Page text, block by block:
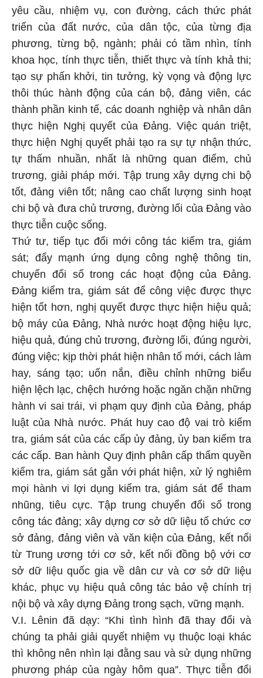
yêu cầu, nhiệm vụ, con đường, cách thức phát
triển của đất nước, của dân tộc, của từng địa
phương, từng bộ, ngành; phải có tầm nhìn, tính
khoa học, tính thực tiễn, thiết thực và tính khả thi;
tạo sự phấn khởi, tin tưởng, kỳ vọng và động lực
thôi thúc hành động của cán bộ, đảng viên, các
thành phần kinh tế, các doanh nghiệp và nhân dân
thực hiện Nghị quyết của Đảng. Việc quán triệt,
thực hiện Nghị quyết phải tạo ra sự tự nhận thức,
tự thấm nhuần, nhất là những quan điểm, chủ
trương, giải pháp mới. Tập trung xây dựng chi bộ
tốt, đảng viên tốt; nâng cao chất lượng sinh hoạt
chi bộ và đưa chủ trương, đường lối của Đảng vào
thực tiễn cuộc sống.
Thứ tư, tiếp tục đổi mới công tác kiểm tra, giám
sát; đẩy mạnh ứng dụng công nghệ thông tin,
chuyển đổi số trong các hoạt động của Đảng.
Đảng kiểm tra, giám sát để công việc được thực
hiện tốt hơn, nghị quyết được thực hiện hiệu quả;
bộ máy của Đảng, Nhà nước hoạt động hiệu lực,
hiệu quả, đúng chủ trương, đường lối, đúng người,
đúng việc; kịp thời phát hiện nhân tố mới, cách làm
hay, sáng tạo; uốn nắn, điều chỉnh những biểu
hiện lệch lạc, chệch hướng hoặc ngăn chặn những
hành vi sai trái, vi phạm quy định của Đảng, pháp
luật của Nhà nước. Phát huy cao độ vai trò kiểm
tra, giám sát của các cấp ủy đảng, ủy ban kiểm tra
các cấp. Ban hành Quy định phân cấp thẩm quyền
kiểm tra, giám sát gắn với phát hiện, xử lý nghiêm
mọi hành vi lợi dụng kiểm tra, giám sát để tham
nhũng, tiêu cực. Tập trung chuyển đổi số trong
công tác đảng; xây dựng cơ sở dữ liệu tổ chức cơ
sở đảng, đảng viên và văn kiện của Đảng, kết nối
từ Trung ương tới cơ sở, kết nối đồng bộ với cơ
sở dữ liệu quốc gia về dân cư và cơ sở dữ liệu
khác, phục vụ hiệu quả công tác bảo vệ chính trị
nội bộ và xây dựng Đảng trong sạch, vững mạnh.
V.I. Lênin đã dạy: “Khi tình hình đã thay đổi và
chúng ta phải giải quyết nhiệm vụ thuộc loại khác
thì không nên nhìn lại đằng sau và sử dụng những
phương pháp của ngày hôm qua”. Thực tiễn đổi